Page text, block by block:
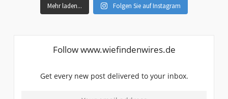
Mehr laden... Folgen Sie auf Instagram